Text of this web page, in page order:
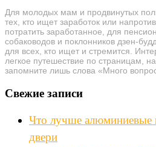
Для молодых мам и продвинутых
тех, кто ищет заработок или
потратить заработанное, для
собаководов и поклонников дзен-
для всех, кто ищет и стремится.
легкое путешествие по страницам,
запомните лишь слова «Много
Свежие записи
Что лучше алюминиевые
двери